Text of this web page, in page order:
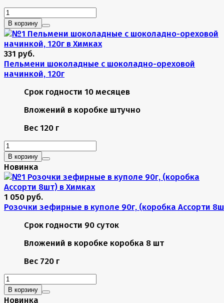
В корзину
331 руб.
Пельмени шоколадные с шоколадно-ореховой
начинкой, 120г
Срок годности 10 месяцев
Вложений в коробке штучно
Вес 120 г
В корзину
Новинка
1 050 руб.
Розочки зефирные в куполе 90г, (коробка Ассорти
Срок годности 90 суток
Вложений в коробке коробка 8 шт
Вес 720 г
В корзину
Новинка